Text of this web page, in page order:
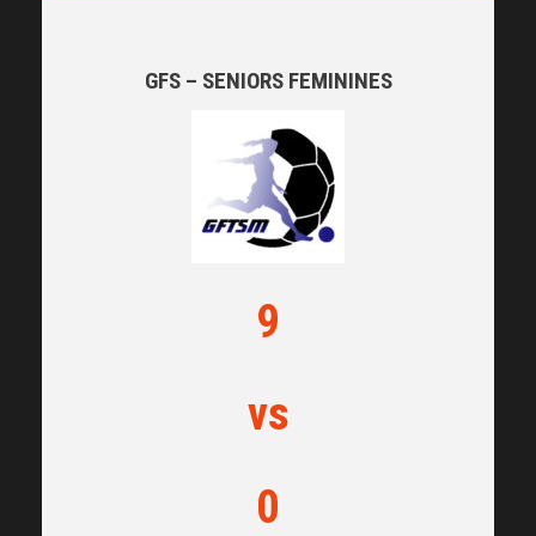
GFS – SENIORS FEMININES
9
vs
0